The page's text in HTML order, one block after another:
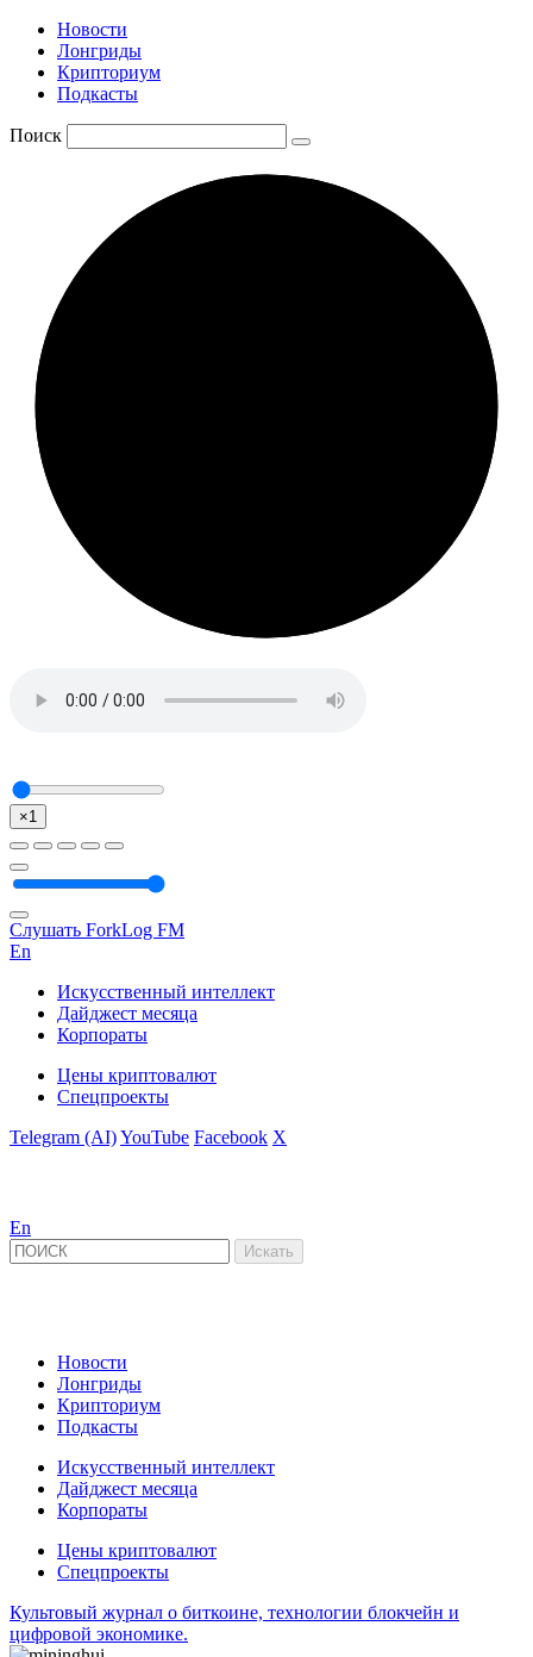
Новости
Лонгриды
Крипториум
Подкасты
Поиск
×1
Слушать ForkLog FM
En
Искусственный интеллект
Дайджест месяца
Корпораты
Цены криптовалют
Спецпроекты
Telegram (AI)YouTube Facebook X
En
Новости
Лонгриды
Крипториум
Подкасты
Искусственный интеллект
Дайджест месяца
Корпораты
Цены криптовалют
Спецпроекты
Культовый журнал о биткоине, технологии блокчейн и
цифровой экономике.